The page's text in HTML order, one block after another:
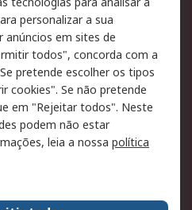
Política de cookies
Segurança de emails
personalizar a sua
anúncios em sites de
todos", concorda com a
pretende escolher os tipos
cookies". Se não pretende
em "Rejeitar todos". Neste
podem não estar
leia a nossa política